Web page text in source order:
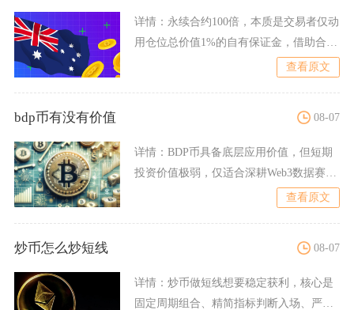
详情： 永续合约100倍，本质是交易者仅动
用仓位总价值1%的自有保证金，借助合约
查看原文
bdp币有没有价值 08-07
详情： BDP币具备底层应用价值，但短期
投资价值极弱，仅适合深耕Web3数据赛道
查看原文
炒币怎么炒短线 08-07
详情： 炒币做短线想要稳定获利，核心是
固定周期组合、精简指标判断入场、严格